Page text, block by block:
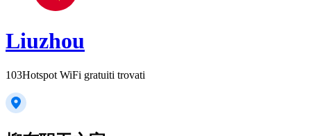
Liuzhou
103Hotspot WiFi gratuiti trovati